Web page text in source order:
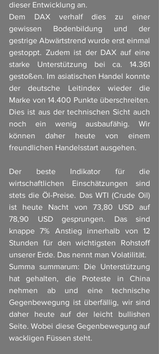
dieser Entwicklung an.
Dem DAX verhalf dies zu einer
gewissen Bodenbildung und der
gestrige Abwärtstrend wurde erst einmal
gestoppt. Zudem ist der DAX auf eine
starke Unterstützung bei ca. 14.361
gestoßen. Im asiatischen Handel konnte
der deutsche Leitindex wieder die
Marke von 14.400 Punkte überschreiten.
Dies ist aus der technischen Sicht auch
noch ein wenig ausbaufähig. Wir
können daher heute von einem
freundlichen Handelsstart ausgehen.
Der beste Indikator für die
wirtschaftlichen Einschätzungen sind
stets die Öl-Preise. Das WTI (Crude Oil)
ist heute Nacht von 73,80 USD auf
78,90 USD gesprungen. Das sind
knappe 7% Anstieg innerhalb von 12
Stunden für den wichtigsten Rohstoff
unserer Erde. Das nennt man Volatilität.
Summa summarum: Die Unterstützung
hat gehalten, die Proteste in China
nehmen ab und eine technische
Gegenbewegung ist überfällig, wir sind
daher heute auf der leicht bullishen
Seite. Wobei diese Gegenbewegung auf
wackligen Füssen steht.